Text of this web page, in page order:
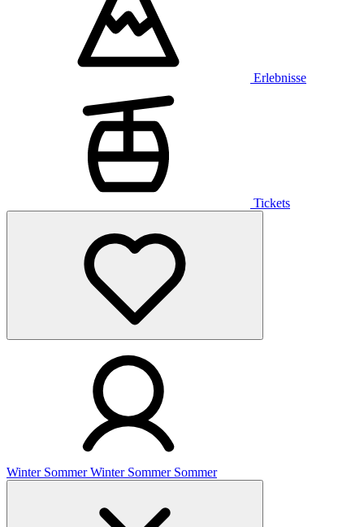
Erlebnisse
Tickets
Winter Sommer Winter Sommer Sommer